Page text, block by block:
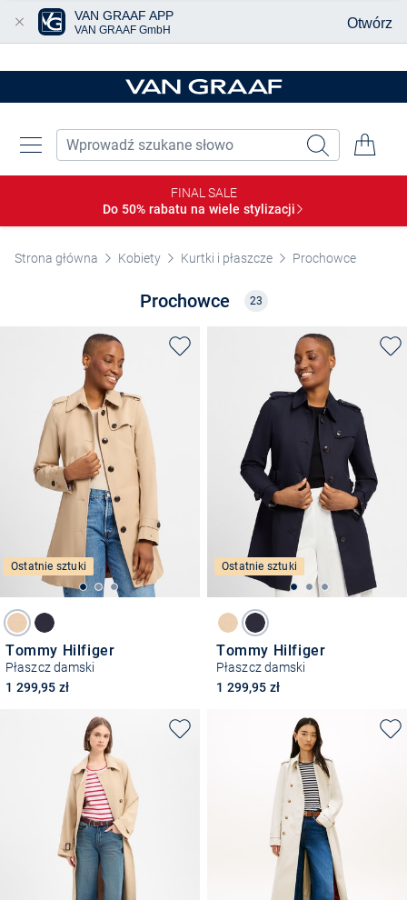
FINAL SALE
Do 50% rabatu na wiele stylizacji
Strona główna Kobiety Kurtki i płaszcze Prochowce
Prochowce 23
Ostatnie sztuki
Tommy Hilfiger
Płaszcz damski
1 299,95 zł
Ostatnie sztuki
Tommy Hilfiger
Płaszcz damski
1 299,95 zł
VAN GRAAF APP
VAN GRAAF GmbH Otwórz